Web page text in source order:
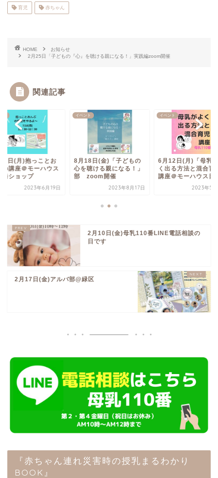
育児 赤ちゃん
HOME
お知らせ
2月25日「子どもの『心』を聴ける親になる！」実践編zoom開催
関連記事
日(月)抱っことお
の講座＠モーハウス
橋ショップ
2023年6月19日
イベント
8月18日(金)「子どもの
心を聴ける親になる！」
部 zoom開催
2023年8月17日
イベント
6月12日(月)「母乳
く出る方法と混合育
講座＠モーハウス日
2023年5
2月10日(金)母乳110番LINE電話相談の
日です
2月17日(金)アルバ部@緑区
『赤ちゃん連れ災害時の授乳まるわかり
BOOK』